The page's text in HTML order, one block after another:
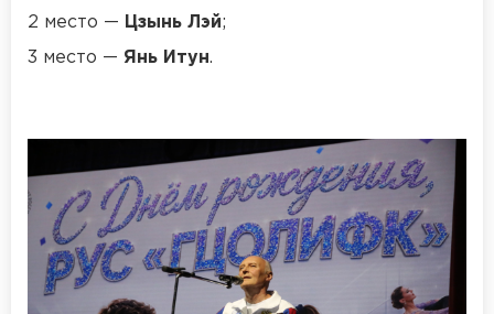
2 место — Цзынь Лэй;
3 место — Янь Итун.